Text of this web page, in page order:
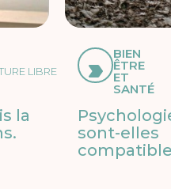
LIBRE
la
BIEN
ÊTRE
ET
SANTÉ
sont-elles